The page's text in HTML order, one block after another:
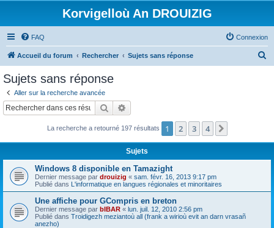
Korvigelloù An DROUIZIG
FAQ Connexion
Accueil du forum Rechercher Sujets sans réponse
c
Sujets sans réponse
Aller sur la recherche avancée
Rechercher
La recherche a retourné 197 résultats 1 2 3 4
Sujets
Windows 8 disponible en Tamazight
Dernier message par drouizig « sam. févr. 16, 2013 9:17 pm
Publié dans L'informatique en langues régionales et minoritaires
Une affiche pour GCompris en breton
Dernier message par bIBAR « lun. juil. 12, 2010 2:56 pm
Publié dans Troidigezh meziantoù all (frank a wirioù evit an darn vrasañ
anezho)